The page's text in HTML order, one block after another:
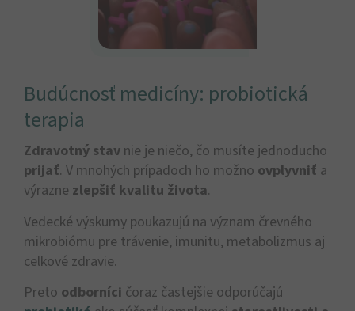
Budúcnosť medicíny: probiotická
terapia​
Zdravotný stav nie je niečo, čo musíte jednoducho
prijať. V mnohých prípadoch ho možno ovplyvniť a
výrazne zlepšiť kvalitu života.
Vedecké výskumy poukazujú na význam črevného
mikrobiómu pre trávenie, imunitu, metabolizmus aj
celkové zdravie.
Preto odborníci čoraz častejšie odporúčajú